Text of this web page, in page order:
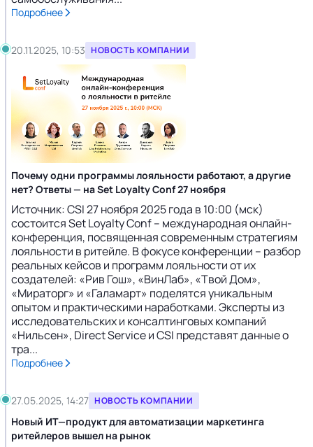
Подробнее
20.11.2025, 10:53 НОВОСТЬ КОМПАНИИ
Почему одни программы лояльности работают, а другие
нет? Ответы — на Set Loyalty Conf 27 ноября
Источник: CSI 27 ноября 2025 года в 10:00 (мск)
состоится Set Loyalty Conf – международная онлайн-
конференция, посвященная современным стратегиям
лояльности в ритейле. В фокусе конференции – разбор
реальных кейсов и программ лояльности от их
создателей: «Рив Гош», «ВинЛаб», «Твой Дом»,
«Мираторг» и «Галамарт» поделятся уникальным
опытом и практическими наработками. Эксперты из
исследовательских и консалтинговых компаний
«Нильсен», Direct Service и CSI представят данные о
тра...
Подробнее
27.05.2025, 14:27 НОВОСТЬ КОМПАНИИ
Новый ИТ—продукт для автоматизации маркетинга
ритейлеров вышел на рынок